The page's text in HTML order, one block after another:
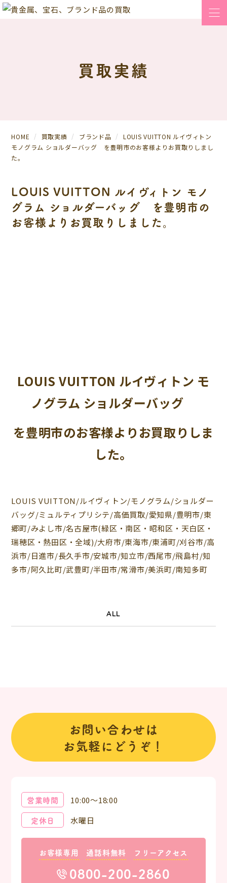
買取実績
HOME 買取実績 ブランド品
LOUIS VUITTON ルイヴィトン
モノグラム ショルダーバッグ を豊明市のお客様よりお買取りしまし
た。
LOUIS VUITTON ルイヴィトン モノ
グラム ショルダーバッグ を豊明市の
お客様よりお買取りしました。
LOUIS VUITTON ルイヴィトン モ
ノグラム ショルダーバッグ
を豊明市のお客様よりお買取りしま
した。
LOUIS VUITTON/ルイヴィトン/モノグラム/ショルダー
バッグ/ミュルティプリシテ/高価買取/愛知県/豊明市/東
郷町/みよし市/名古屋市(緑区・南区・昭和区・天白区・
瑞穂区・熱田区・全域)/大府市/東海市/東浦町/刈谷市/高
浜市/日進市/長久手市/安城市/知立市/西尾市/飛島村/知
多市/阿久比町/武豊町/半田市/常滑市/美浜町/南知多町
ALL
お問い合わせは
お気軽にどうぞ！
営業時間
10:00～18:00
定休日
水曜日
お客様専用 通話料無料 フリーアクセス
0800-200-2860